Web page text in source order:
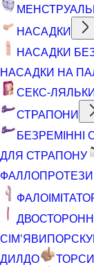
НАСАДКИ
НАСАДКИ БЕЗ
НАСАДКИ НА
СЕКС-
СТРАПОНИ
БЕЗРЕМІННІ
ДЛЯ СТРАПОНУ
ФАЛЛОПРОТЕЗИ
ДИЛДО